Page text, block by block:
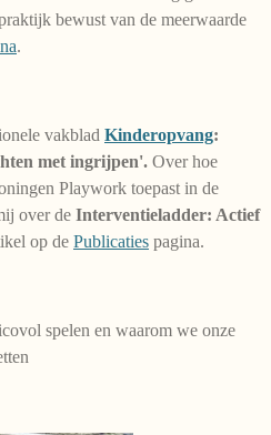
bewust van de meerwaarde
.
vakblad Kinderopvang:
met ingrijpen'. Over hoe
Playwork toepast in de
over de Interventieladder: Actief
op de Publicaties pagina.
spelen en waarom we onze